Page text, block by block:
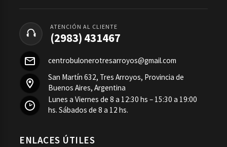
ATENCIÓN AL CLIENTE
(2983) 431467
centrobulonerotresarroyos@gmail.com
San Martín 632, Tres Arroyos, Provincia de
Buenos Aires, Argentina
Lunes a Viernes de 8 a 12:30 hs – 15:30 a 19:00
hs. Sábados de 8 a 12 hs.
ENLACES ÚTILES